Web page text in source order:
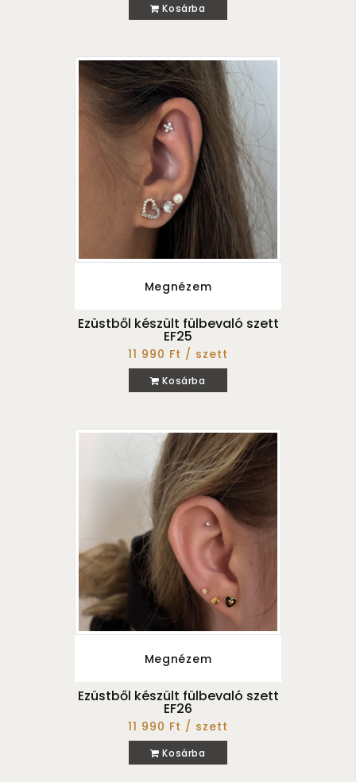
Kosárba
Megnézem
Ezüstből készült fülbevaló szett
EF25
11 990 Ft / szett
Kosárba
Megnézem
Ezüstből készült fülbevaló szett
EF26
11 990 Ft / szett
Kosárba